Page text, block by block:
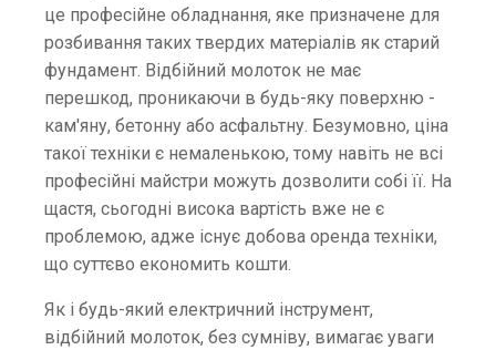
це професійне обладнання, яке призначене для
розбивання таких твердих матеріалів як старий
фундамент. Відбійний молоток не має
перешкод, проникаючи в будь-яку поверхню -
кам'яну, бетонну або асфальтну. Безумовно, ціна
такої техніки є немаленькою, тому навіть не всі
професійні майстри можуть дозволити собі її. На
щастя, сьогодні висока вартість вже не є
проблемою, адже існує добова оренда техніки,
що суттєво економить кошти.
Як і будь-який електричний інструмент,
відбійний молоток, без сумніву, вимагає уваги